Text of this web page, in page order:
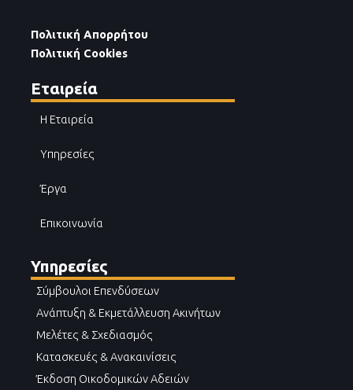
Πολιτική Απορρήτου
Πολιτική Cookies
Εταιρεία
Η Εταιρεία
Υπηρεσίες
Έργα
Επικοινωνία
Υπηρεσίες
Σύμβουλοι Επενδύσεων
Ανάπτυξη & Εκμετάλλευση Ακινήτων
Μελέτες & Σχεδιασμός
Κατασκευές & Ανακαινίσεις
Έκδοση Οικοδομικών Αδειών